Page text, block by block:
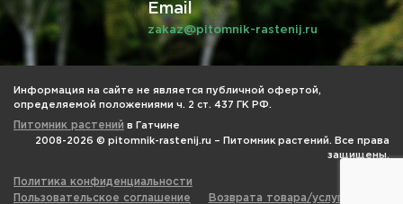
Email
zakaz@pitomnik-rastenij.ru
Информация на сайте не является публичной офертой,
определяемой положениями ч. 2 ст. 437 ГК РФ.
Питомник растений в Гатчине
2008-2026 © pitomnik-rastenij.ru – Питомник растений. Все права
защищены.
Политика конфиденциальности
Пользовательское соглашение
Возврата товара/услуги